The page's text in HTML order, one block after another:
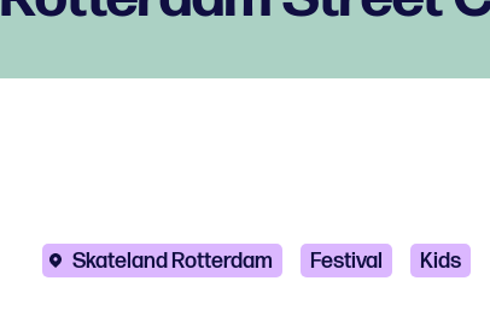
Skateland Rotterdam Festival Kids